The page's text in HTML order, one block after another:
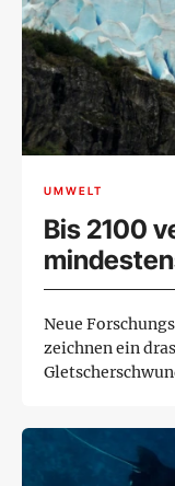
UMWELT
Bis 2100
Gletscher
Neue
zeichnen ein